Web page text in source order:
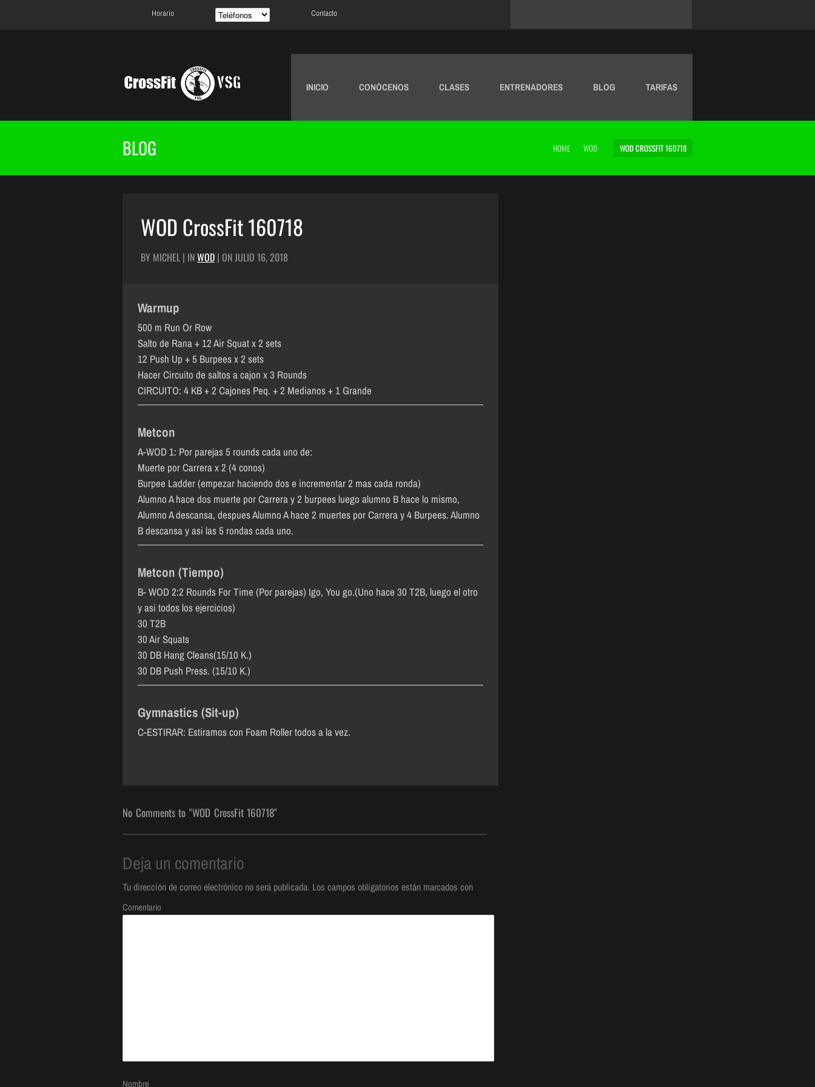
Horario Contacto
INICIO CONÓCENOS CLASES ENTRENADORES BLOG TARIFAS
BLOG HOME WOD WOD CROSSFIT 160718
WOD CrossFit 160718
BY MICHEL | INWOD | ON JULIO 16, 2018
Warmup
500 m Run Or Row
Salto de Rana + 12 Air Squat x 2 sets
12 Push Up + 5 Burpees x 2 sets
Hacer Circuito de saltos a cajon x 3 Rounds
CIRCUITO: 4 KB + 2 Cajones Peq. + 2 Medianos + 1 Grande
Metcon
A-WOD 1: Por parejas 5 rounds cada uno de:
Muerte por Carrera x 2 (4 conos)
Burpee Ladder (empezar haciendo dos e incrementar 2 mas cada ronda)
Alumno A hace dos muerte por Carrera y 2 burpees luego alumno B hace lo mismo,
Alumno A descansa, despues Alumno A hace 2 muertes por Carrera y 4 Burpees. Alumno
B descansa y asi las 5 rondas cada uno.
Metcon (Tiempo)
B- WOD 2:2 Rounds For Time (Por parejas) Igo, You go.(Uno hace 30 T2B, luego el otro
y asi todos los ejercicios)
30 T2B
30 Air Squats
30 DB Hang Cleans(15/10 K.)
30 DB Push Press. (15/10 K.)
Gymnastics (Sit-up)
C-ESTIRAR: Estiramos con Foam Roller todos a la vez.
No Comments to "WOD CrossFit 160718"
Deja un comentario
Tu dirección de correo electrónico no será publicada. Los campos obligatorios están marcados con
Comentario
Nombre